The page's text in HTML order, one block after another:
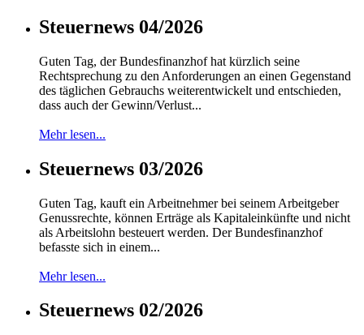
Steuernews 04/2026
Guten Tag, der Bundesfinanzhof hat kürzlich seine
Rechtsprechung zu den Anforderungen an einen Gegenstand
des täglichen Gebrauchs weiterentwickelt und entschieden,
dass auch der Gewinn/Verlust...
Mehr lesen...
Steuernews 03/2026
Guten Tag, kauft ein Arbeitnehmer bei seinem Arbeitgeber
Genussrechte, können Erträge als Kapitaleinkünfte und nicht
als Arbeitslohn besteuert werden. Der Bundesfinanzhof
befasste sich in einem...
Mehr lesen...
Steuernews 02/2026